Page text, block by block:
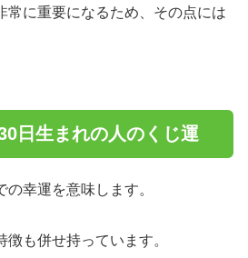
常に重要になるため、その点には
日生まれの人のくじ運
幸運を意味します。
徴も併せ持っています。